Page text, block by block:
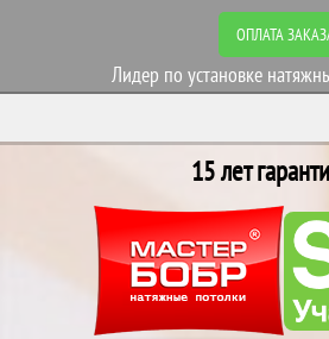
ОПЛАТА
Лидер по установке
15 лет